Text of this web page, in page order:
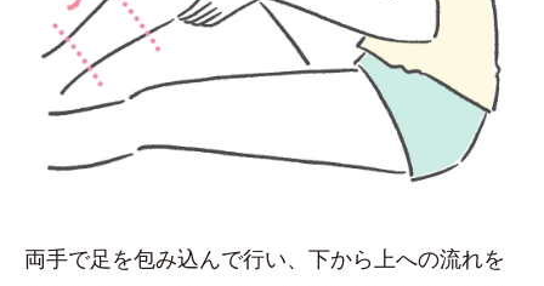
両手で足を包み込んで行い、下から上への流れを